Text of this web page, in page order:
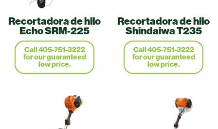
Recortadora de hilo
Echo SRM-225
Call 405-751-3222
for our guaranteed
low price.
Recortadora de hilo
Shindaiwa T235
Call 405-751-3222
for our guaranteed
low price.